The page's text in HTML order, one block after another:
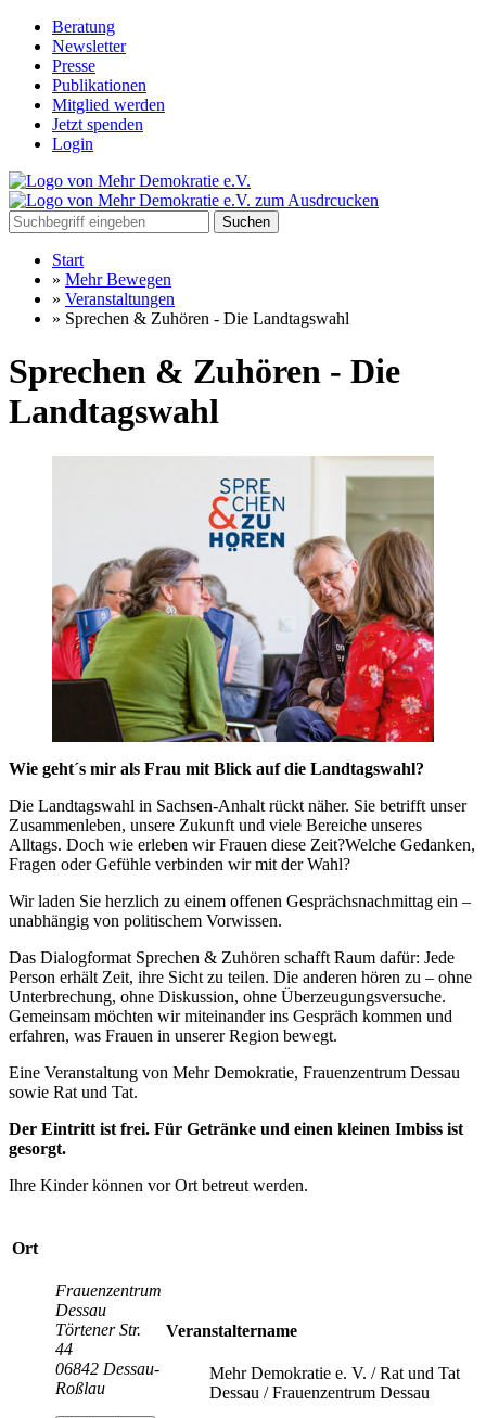
Beratung
Newsletter
Presse
Publikationen
Mitglied werden
Jetzt spenden
Login
Suchen
Start
» Mehr Bewegen
» Veranstaltungen
» Sprechen & Zuhören - Die Landtagswahl
Sprechen & Zuhören - Die
Landtagswahl
Wie geht´s mir als Frau mit Blick auf die Landtagswahl?
Die Landtagswahl in Sachsen-Anhalt rückt näher. Sie betrifft unser
Zusammenleben, unsere Zukunft und viele Bereiche unseres
Alltags. Doch wie erleben wir Frauen diese Zeit?Welche Gedanken,
Fragen oder Gefühle verbinden wir mit der Wahl?
Wir laden Sie herzlich zu einem offenen Gesprächsnachmittag ein –
unabhängig von politischem Vorwissen.
Das Dialogformat Sprechen & Zuhören schafft Raum dafür: Jede
Person erhält Zeit, ihre Sicht zu teilen. Die anderen hören zu – ohne
Unterbrechung, ohne Diskussion, ohne Überzeugungsversuche.
Gemeinsam möchten wir miteinander ins Gespräch kommen und
erfahren, was Frauen in unserer Region bewegt.
Eine Veranstaltung von Mehr Demokratie, Frauenzentrum Dessau
sowie Rat und Tat.
Der Eintritt ist frei. Für Getränke und einen kleinen Imbiss ist
gesorgt.
Ihre Kinder können vor Ort betreut werden.
Ort
Frauenzentrum
Dessau
Törtener Str.
44
06842 Dessau-
Roßlau
Veranstaltername
Mehr Demokratie e. V. / Rat und Tat
Dessau / Frauenzentrum Dessau